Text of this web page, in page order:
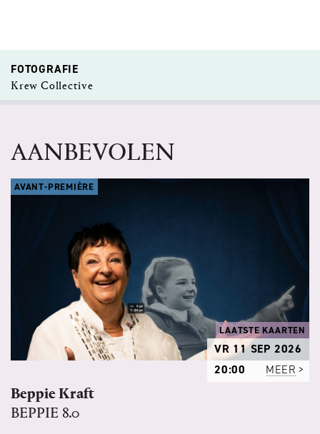
FOTOGRAFIE
Krew Collective
AANBEVOLEN
AVANT-PREMIÈRE
LAATSTE KAARTEN
VR 11 SEP 2026
20:00
MEER
Beppie Kraft
BEPPIE 8.0